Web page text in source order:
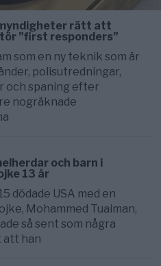
rätt att
”first responders”
som en ny teknik som är
polisutredningar,
och spaning efter
nogräknade
och barn i
13 år
dödade USA med en
Mohammed Tuaiman,
så sent som några
att han